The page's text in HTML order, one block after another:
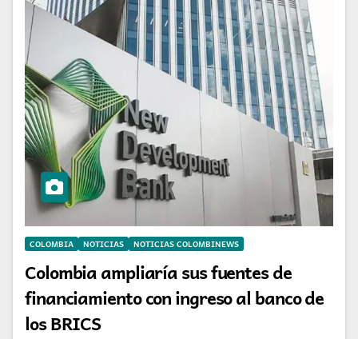
COLOMBIA NOTICIAS NOTICIAS COLOMBINEWS
Colombia ampliaría sus fuentes de
financiamiento con ingreso al banco de
los BRICS